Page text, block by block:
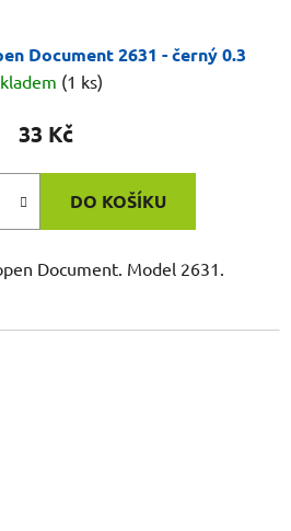
Document 2631 - černý 0.3
(1 ks)
33 Kč
DO KOŠÍKU
Document. Model 2631.